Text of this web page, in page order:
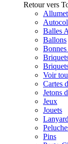
Retour vers
Balles
Ballons
Voir
Cartes
Jetons
Jeux
Jouets
Pins